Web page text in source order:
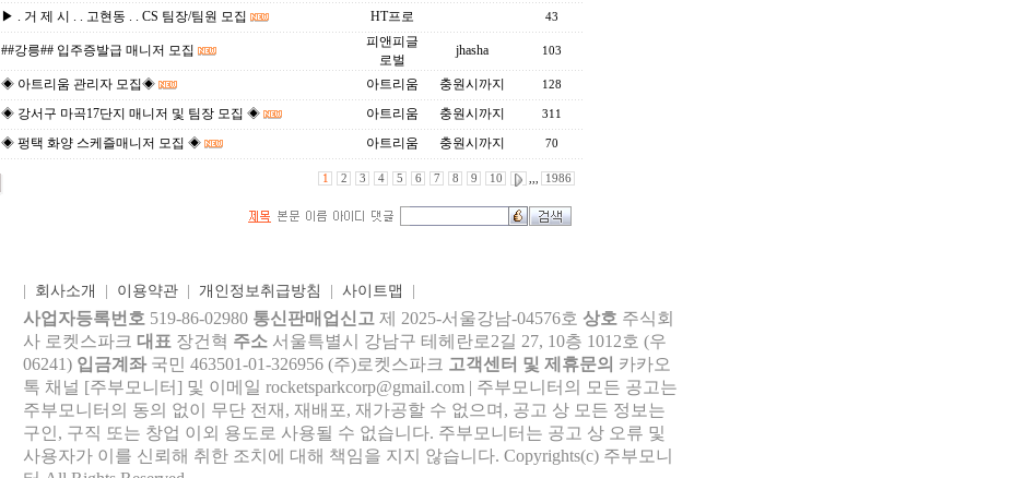
▶ . 거 제 시 . . 고현동 . . CS 팀장/팀원 모집 HT프로 43
##강릉## 입주증발급 매니저 모집
피앤피글
로벌
jhasha 103
◈ 아트리움 관리자 모집◈ 아트리움 충원시까지 128
◈ 강서구 마곡17단지 매니저 및 팀장 모집 ◈ 아트리움 충원시까지 311
◈ 펑택 화양 스케즐매니저 모집 ◈ 아트리움 충원시까지 70
1 2 3 4 5 6 7 8 9 10 ,,, 1986
회사소개 이용약관| 개인정보취급방침 사이트맵
사업자등록번호 519-86-02980 통신판매업신고 제 2025-서울강남-04576호 상호 주식회
사 로켓스파크 대표 장건혁 주소 서울특별시 강남구 테헤란로2길 27, 10층 1012호 (우
06241) 입금계좌 국민 463501-01-326956 (주)로켓스파크 고객센터 및 제휴문의 카카오
톡 채널 [주부모니터] 및 이메일 rocketsparkcorp@gmail.com | 주부모니터의 모든 공고는
주부모니터의 동의 없이 무단 전재, 재배포, 재가공할 수 없으며, 공고 상 모든 정보는
구인, 구직 또는 창업 이외 용도로 사용될 수 없습니다. 주부모니터는 공고 상 오류 및
사용자가 이를 신뢰해 취한 조치에 대해 책임을 지지 않습니다. Copyrights(c) 주부모니